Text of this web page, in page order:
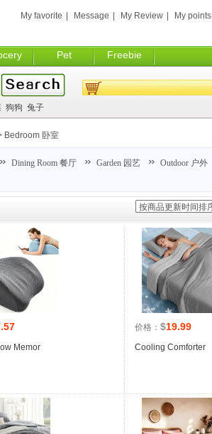
Pet Freebie
My favorite Message My Review My points
狗狗 兔子
Memor
价格： $19.99
Cooling Comforter
Bedroom 卧室
Dining Room 餐厅 Garden 园艺 Outdoor 户外